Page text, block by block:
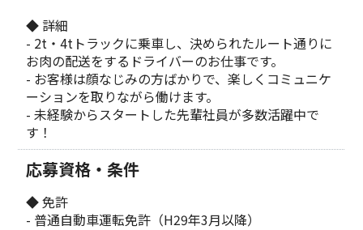
◆ 詳細
- 2t・4tトラックに乗車し、決められたルート通りに
お肉の配送をするドライバーのお仕事です。
- お客様は顔なじみの方ばかりで、楽しくコミュニケ
ーションを取りながら働けます。
- 未経験からスタートした先輩社員が多数活躍中で
す！
応募資格・条件
◆ 免許
- 普通自動車運転免許（H29年3月以降）